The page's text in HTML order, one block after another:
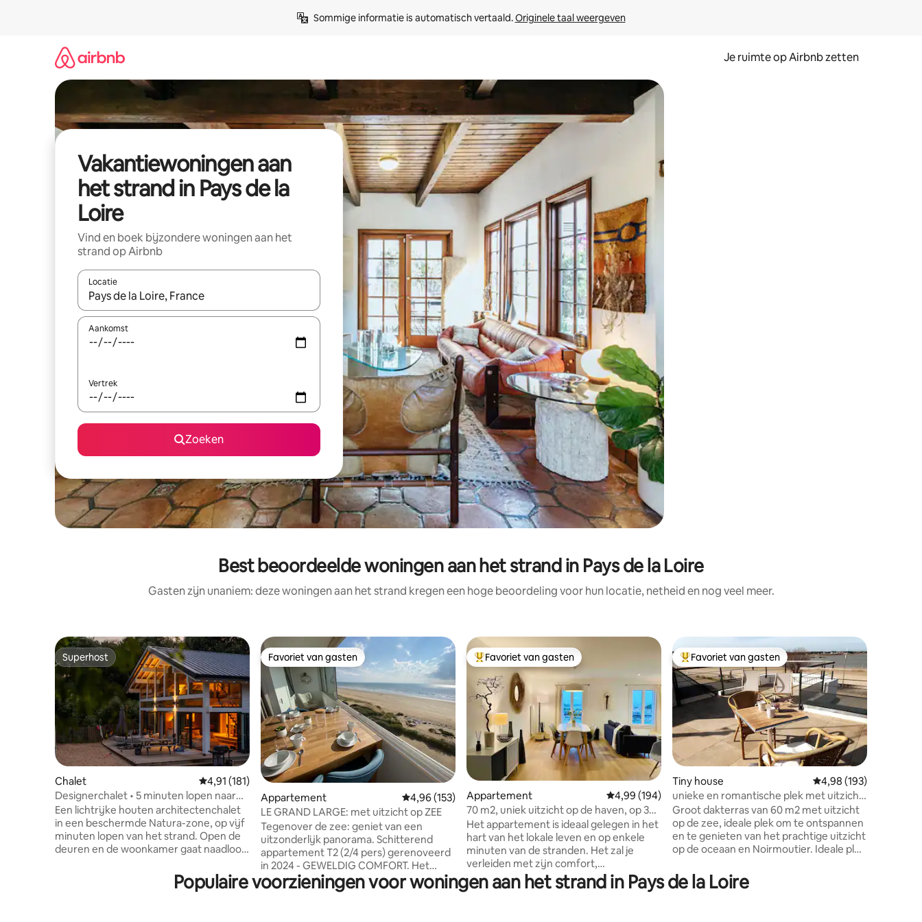
Sommige informatie is automatisch vertaald. Originele taal weergeven
Je ruimte op Airbnb zetten
Vakantiewoningen aan
het strand in Pays de la
Loire
Vind en boek bijzondere woningen aan het
strand op Airbnb
Locatie
Wanneer er suggesties beschikbaar zijn, maak je een keuze met je de pijltjestoetsen omhoog en omlaag, óf door te tikken of swipen.
Aankomst
Vertrek
Zoeken
Best beoordeelde woningen aan het strand in Pays de la Loire
Gasten zijn unaniem: deze woningen aan het strand kregen een hoge beoordeling voor hun locatie, netheid en nog veel meer.
Superhost
Superhost
Chalet Gemiddelde beoordeling van 4,91 uit 5, 181 recensies
4,91 (181)
Designerchalet • 5 minuten lopen naar
het strand • Sauna
Een lichtrijke houten architectenchalet
in een beschermde Natura-zone, op vijf
minuten lopen van het strand. Open de
deuren en de woonkamer gaat naadloos
dennenbomen in en val in slaap met het
geluid van de golven. Terwijl de kinderen
Favoriet van gasten
Favoriet van gasten
Appartement Gemiddelde beoordeling van 4,96 uit 5, 153 recensies
4,96 (153)
LE GRAND LARGE: met uitzicht op ZEE
Tegenover de zee: geniet van een
uitzonderlijk panorama. Schitterend
appartement T2 (2/4 pers) gerenoveerd
in 2024 - GEWELDIG COMFORT. Het
strand en de duin liggen aan de voet van
het appartement (geen weg om over te
Topfavoriet van gasten
Favoriet van gasten
Appartement Gemiddelde beoordeling van 4,99 uit 5, 194 recensies
4,99 (194)
70 m2, uniek uitzicht op de haven, op 3
minuten van het strand
Het appartement is ideaal gelegen in het
hart van het lokale leven en op enkele
minuten van de stranden. Het zal je
verleiden met zijn comfort,
ongelooflijke helderheid en
adembenemende uitzicht op de haven
Topfavoriet van gasten
Favoriet van gasten
Tiny house Gemiddelde
4,98 (193)
unieke en romantische plek met uitzicht
op zee
Groot dakterras van 60 m2 met uitzicht
op de zee, ideale plek om te ontspannen
en te genieten van het prachtige uitzicht
op de oceaan en Noirmoutier. Ideale plek
van het kijken naar de zee, de vissers- en
plezierboten. Glazen raam aan de voet
Populaire voorzieningen voor woningen aan het strand in Pays de la Loire